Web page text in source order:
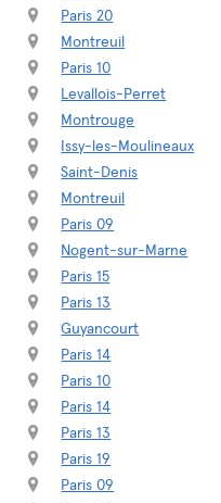
Paris 20
Montreuil
Paris 10
Levallois-Perret
Montrouge
Issy-les-Moulineaux
Saint-Denis
Montreuil
Paris 09
Nogent-sur-Marne
Paris 15
Paris 13
Guyancourt
Paris 14
Paris 10
Paris 14
Paris 13
Paris 19
Paris 09